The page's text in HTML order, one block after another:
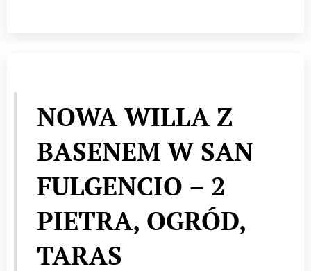
NOWA WILLA Z
BASENEM W SAN
FULGENCIO – 2
PIETRA, OGRÓD,
TARAS